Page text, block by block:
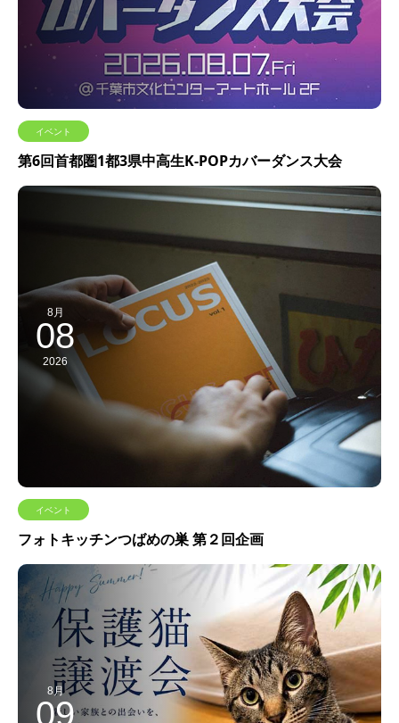
イベント
第6回首都圏1都3県中高生K-POPカバーダンス大会
8月
08
2026
イベント
フォトキッチンつばめの巣 第２回企画
8月
09